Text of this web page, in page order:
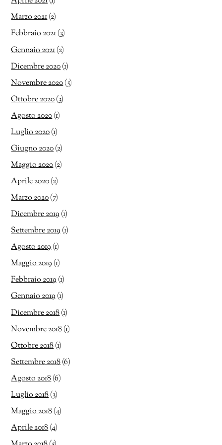
Marzo 2021(2)
Febbraio 2021(3)
Gennaio 2021(2)
Dicembre 2020(1)
Novembre 2020(5)
Ottobre 2020(3)
Agosto 2020(1)
Luglio 2020(1)
Giugno 2020(2)
Maggio 2020(2)
Aprile 2020(2)
Marzo 2020(7)
Dicembre 2019(1)
Settembre 2019(1)
Agosto 2019(1)
Maggio 2019(1)
Febbraio 2019(1)
Gennaio 2019(1)
Dicembre 2018(1)
Novembre 2018(1)
Ottobre 2018(1)
Settembre 2018(6)
Agosto 2018(6)
Luglio 2018(3)
Maggio 2018(4)
Aprile 2018(4)